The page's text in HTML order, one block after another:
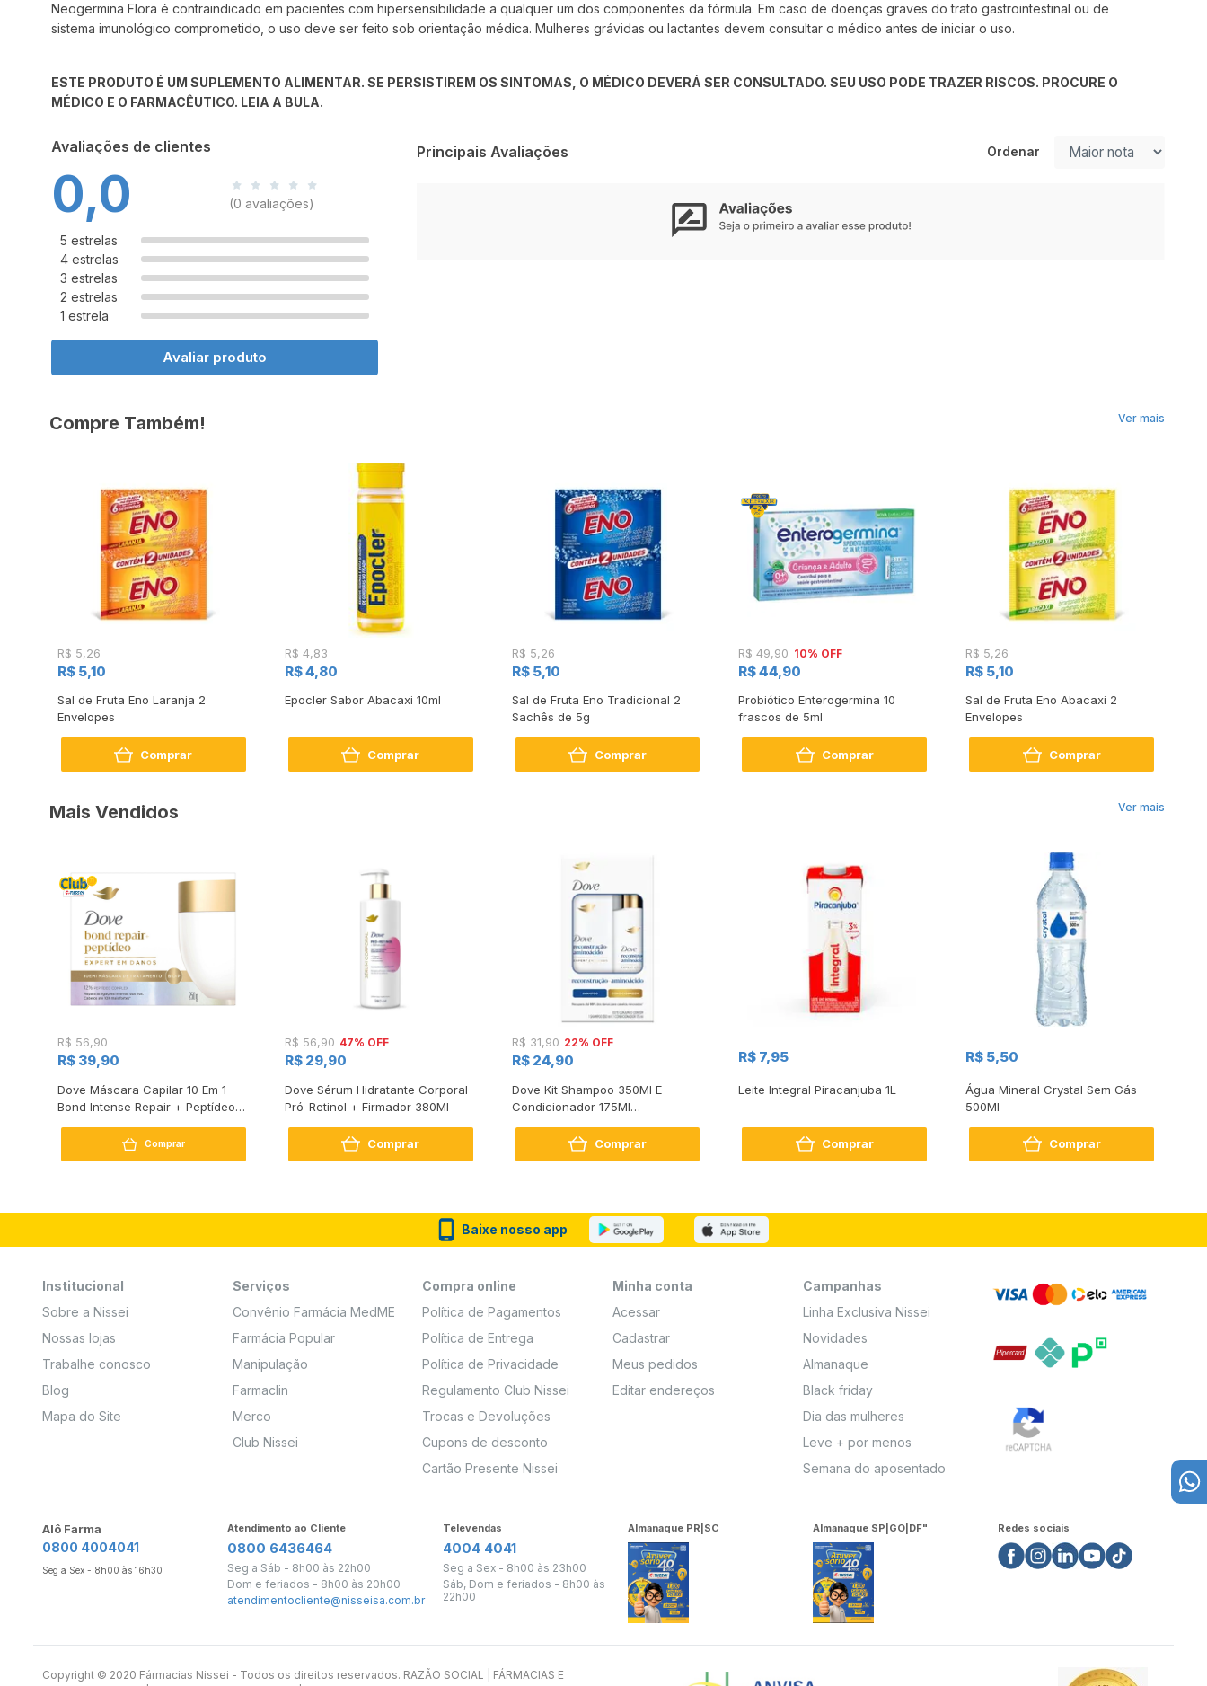
Neogermina Flora é contraindicado em pacientes com hipersensibilidade a qualquer um dos componentes da fórmula. Em caso de doenças graves do trato gastrointestinal ou de
sistema imunológico comprometido, o uso deve ser feito sob orientação médica. Mulheres grávidas ou lactantes devem consultar o médico antes de iniciar o uso.
ESTE PRODUTO É UM SUPLEMENTO ALIMENTAR. SE PERSISTIREM OS SINTOMAS, O MÉDICO DEVERÁ SER CONSULTADO. SEU USO PODE TRAZER RISCOS. PROCURE O
MÉDICO E O FARMACÊUTICO. LEIA A BULA.
Avaliações de clientes
0,0 (0 avaliações)
5 estrelas
4 estrelas
3 estrelas
2 estrelas
1 estrela
Avaliar produto
Principais Avaliações Ordenar
Ver mais
Compre Também!
R$ 5,26
R$ 5,10
Sal de Fruta Eno Laranja 2
Envelopes
Comprar
R$ 4,83
R$ 4,80
Epocler Sabor Abacaxi 10ml
Comprar
R$ 5,26
R$ 5,10
Sal de Fruta Eno Tradicional 2
Sachês de 5g
Comprar
R$ 49,90 10% OFF
R$ 44,90
Probiótico Enterogermina 10
frascos de 5ml
Comprar
R$ 5,26
R$ 5,10
Sal de Fruta Eno Abacaxi 2
Envelopes
Comprar
Ver mais
Mais Vendidos
R$ 56,90
R$ 39,90
Dove Máscara Capilar 10 Em 1
Bond Intense Repair + Peptídeo
Comprar
R$ 56,90 47% OFF
R$ 29,90
Dove Sérum Hidratante Corporal
Pró-Retinol + Firmador 380Ml
Comprar
R$ 31,90 22% OFF
R$ 24,90
Dove Kit Shampoo 350Ml E
Condicionador 175Ml
Comprar
R$ 7,95
Leite Integral Piracanjuba 1L
Comprar
R$ 5,50
Água Mineral Crystal Sem Gás
500Ml
Comprar
Baixe nosso app
Institucional
Sobre a Nissei
Nossas lojas
Trabalhe conosco
Blog
Mapa do Site
Serviços
Convênio Farmácia MedME
Farmácia Popular
Manipulação
Farmaclin
Merco
Club Nissei
Compra online
Política de Pagamentos
Política de Entrega
Política de Privacidade
Regulamento Club Nissei
Trocas e Devoluções
Cupons de desconto
Cartão Presente Nissei
Minha conta
Acessar
Cadastrar
Meus pedidos
Editar endereços
Campanhas
Linha Exclusiva Nissei
Novidades
Almanaque
Black friday
Dia das mulheres
Leve + por menos
Semana do aposentado
Alô Farma
0800 4004041
Seg a Sex - 8h00 às 16h30
Atendimento ao Cliente
0800 6436464
Seg a Sáb - 8h00 às 22h00
Dom e feriados - 8h00 às 20h00
atendimentocliente@nisseisa.com.br
Televendas
4004 4041
Seg a Sex - 8h00 às 23h00
Sáb, Dom e feriados - 8h00 às
22h00
Almanaque PR|SC Almanaque SP|GO|DF" Redes sociais
Copyright ©️ 2020 Fármacias Nissei - Todos os direitos reservados. RAZÃO SOCIAL | FÁRMACIAS E